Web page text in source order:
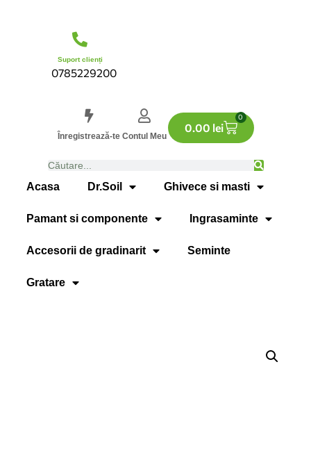
Suport clienți
0785229200
Înregistrează-te Contul Meu
0.00 lei
0
Acasa Dr.Soil Ghivece si masti
Pamant si componente Ingrasaminte
Accesorii de gradinarit Seminte
Gratare